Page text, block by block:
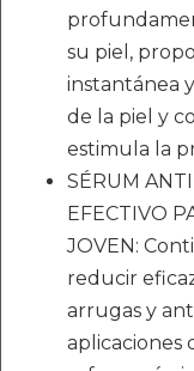
su piel,
instantánea
de la piel y
estimula la
SÉRUM
EFECTIVO
JOVEN:
reducir
arrugas y
aplicaciones